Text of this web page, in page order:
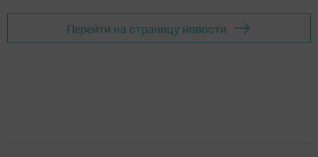
Перейти на страницу новости